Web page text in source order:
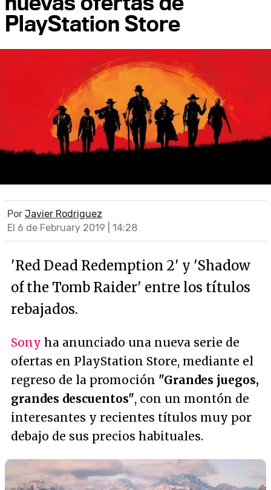
PlayStation Store
Por Javier Rodriguez
El 6 de February 2019 | 14:28
'Red Dead Redemption 2' y 'Shadow
of the Tomb Raider' entre los títulos
rebajados.
Sony ha anunciado una nueva serie de
ofertas en PlayStation Store, mediante el
regreso de la promoción "Grandes juegos,
grandes descuentos", con un montón de
interesantes y recientes títulos muy por
debajo de sus precios habituales.